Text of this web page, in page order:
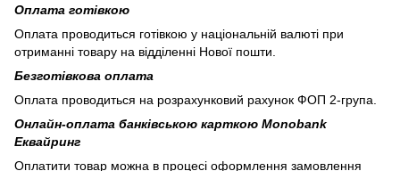
Оплата готівкою
Оплата проводиться готівкою у національній валюті при
отриманні товару на відділенні Нової пошти.
Безготівкова оплата
Оплата проводиться на розрахунковий рахунок ФОП 2-група.
Онлайн-оплата банківською карткою Monobank
Еквайринг
Оплатити товар можна в процесі оформлення замовлення